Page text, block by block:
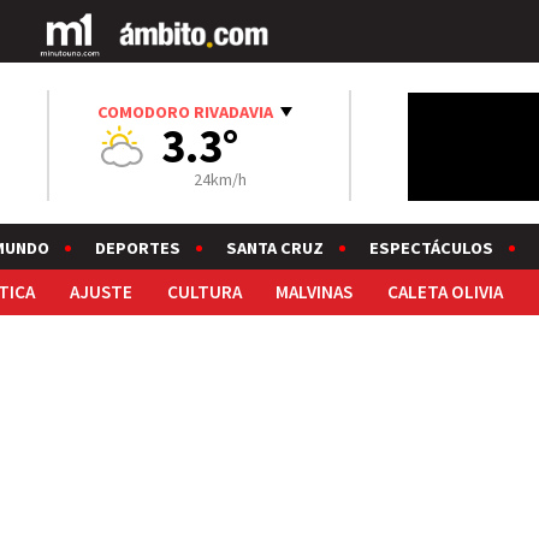
COMODORO RIVADAVIA
3.3°
24km/h
DEPORTES SANTA CRUZ ESPECTÁCULOS
AJUSTE CULTURA MALVINAS CALETA OLIVIA